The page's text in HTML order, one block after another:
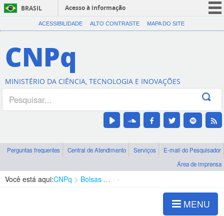
BRASIL
Acesso à informação
CORONAVÍRUS (COVID-19)
Canais
ACESSIBILIDADE ALTO CONTRASTE MAPA DO SITE
CNPq
MINISTÉRIO DA CIÊNCIA, TECNOLOGIA E INOVAÇÕES
Perguntas frequentes Central de Atendimento Serviços
E-mail do Pesquisador
Área de imprensa
Você está aqui:CNPq Bolsas e Auxílios Vigentes
MENU